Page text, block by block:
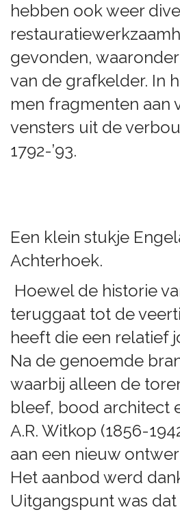
hebben ook weer
gevonden,
van de grafkelder. In
men fragmenten aan
vensters uit de
1792-’93.
Een klein stukje
Achterhoek.
Hoewel de historie
teruggaat tot de
heeft die een relatief
Na de genoemde
waarbij alleen de
bleef, bood architect
A.R. Witkop (1856-
aan een nieuw
Het aanbod werd
Uitgangspunt was